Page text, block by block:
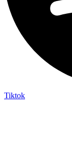
Tiktok